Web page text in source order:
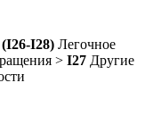
(I26-I28) Легочное
> I27 Другие